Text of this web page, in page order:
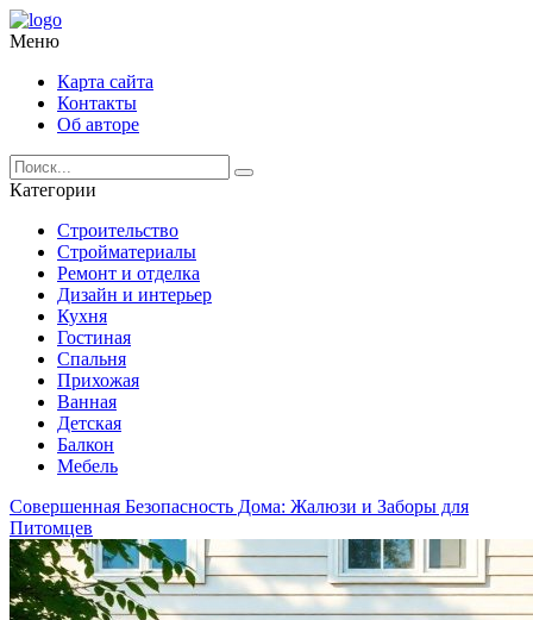
Меню
Карта сайта
Контакты
Об авторе
Категории
Строительство
Стройматериалы
Ремонт и отделка
Дизайн и интерьер
Кухня
Гостиная
Спальня
Прихожая
Ванная
Детская
Балкон
Мебель
Совершенная Безопасность Дома: Жалюзи и Заборы для
Питомцев